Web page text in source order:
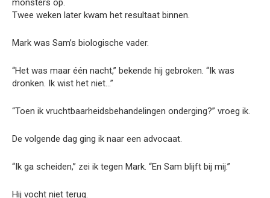
monsters op.
Twee weken later kwam het resultaat binnen.
Mark was Sam’s biologische vader.
“Het was maar één nacht,” bekende hij gebroken. “Ik was
dronken. Ik wist het niet…”
“Toen ik vruchtbaarheidsbehandelingen onderging?” vroeg ik.
De volgende dag ging ik naar een advocaat.
“Ik ga scheiden,” zei ik tegen Mark. “En Sam blijft bij mij.”
Hij vocht niet terug.